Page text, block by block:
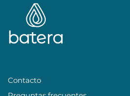
Contacto